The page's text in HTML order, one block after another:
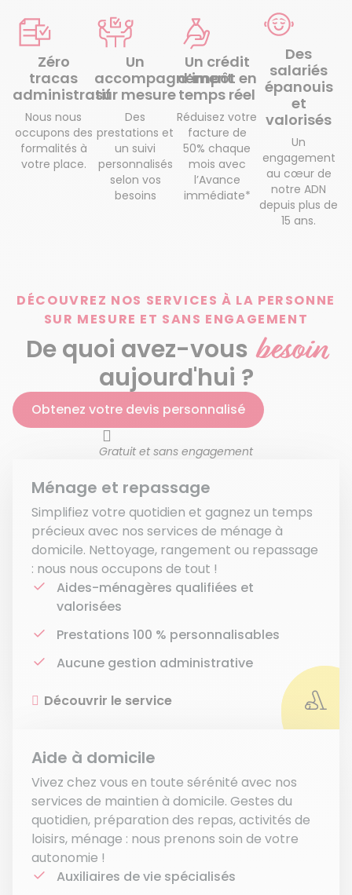
Zéro
tracas
administratif
Nous nous
occupons des
formalités à
votre place.
Un
accompagnement
sur mesure
Des
prestations et
un suivi
personnalisés
selon vos
besoins
Un crédit
d’impôt en
temps réel
Réduisez votre
facture de
50% chaque
mois avec
l’Avance
immédiate*
Des
salariés
épanouis
et
valorisés
Un
engagement
au cœur de
notre ADN
depuis plus de
15 ans.
DÉCOUVREZ NOS SERVICES À LA PERSONNE
SUR MESURE ET SANS ENGAGEMENT
De quoi avez-vous besoin
aujourd'hui ?
Obtenez votre devis personnalisé
Gratuit et sans engagement
Ménage et repassage
Simplifiez votre quotidien et gagnez un temps
précieux avec nos services de ménage à
domicile. Nettoyage, rangement ou repassage
: nous nous occupons de tout !
Aides-ménagères qualifiées et
valorisées
Prestations 100 % personnalisables
Aucune gestion administrative
Découvrir le service
Aide à domicile
Vivez chez vous en toute sérénité avec nos
services de maintien à domicile. Gestes du
quotidien, préparation des repas, activités de
loisirs, ménage : nous prenons soin de votre
autonomie !
Auxiliaires de vie spécialisés